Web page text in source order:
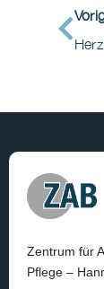
Zentrum für
Pflege –